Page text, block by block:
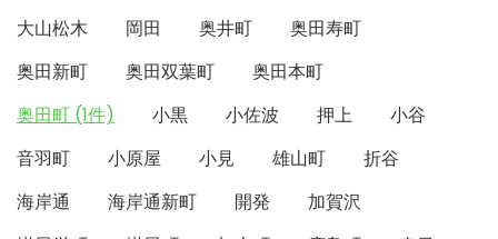
大山松木
岡田 奥井町
奥田寿町
奥田新町
奥田双葉町
奥田本町
奥田町 (1件)
小黒 小佐波 押上
小谷
音羽町
小原屋 小見 雄山町
折谷
海岸通
海岸通新町 開発
加賀沢